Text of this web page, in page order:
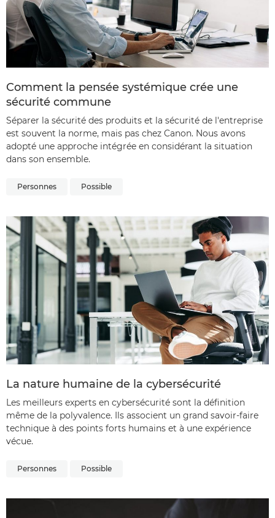
Comment la pensée systémique crée une
sécurité commune
Séparer la sécurité des produits et la sécurité de l'entreprise
est souvent la norme, mais pas chez Canon. Nous avons
adopté une approche intégrée en considérant la situation
dans son ensemble.
Personnes Possible
La nature humaine de la cybersécurité
Les meilleurs experts en cybersécurité sont la définition
même de la polyvalence. Ils associent un grand savoir-faire
technique à des points forts humains et à une expérience
vécue.
Personnes Possible